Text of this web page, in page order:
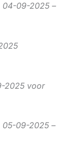
04-09-2025 –
2025 voor
09-2025 –